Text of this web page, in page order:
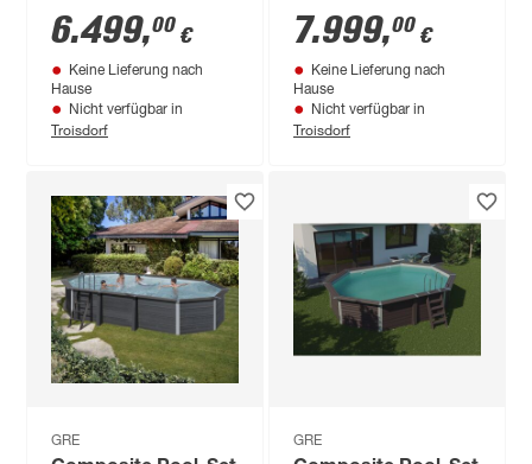
121 x 804 cm mit
Sandfilter und
Trittleiter
6.499,00 €
Keine Lieferung nach
Hause
Nicht verfügbar in
Troisdorf
154 x 664 cm mit
Sandfilter und
Trittleiter
7.999,00 €
Keine Lieferung nach
Hause
Nicht verfügbar in
Troisdorf
GRE GRE